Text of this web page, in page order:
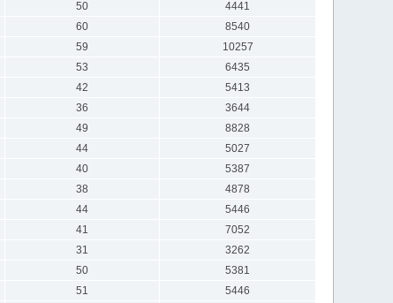
50
4441
60
8540
59
10257
53
6435
42
5413
36
3644
49
8828
44
5027
40
5387
38
4878
44
5446
41
7052
31
3262
50
5381
51
5446